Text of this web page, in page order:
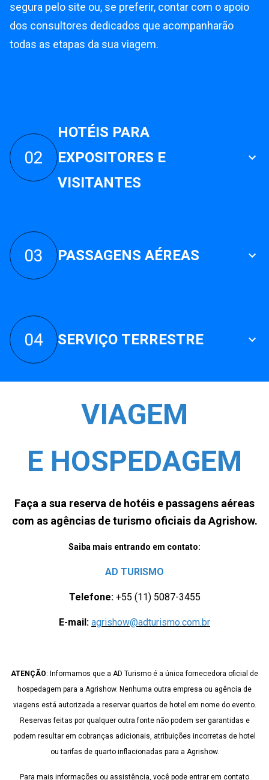
segura pelo site ou, se preferir, contar com o apoio
dos consultores dedicados que acompanharão
todas as etapas da sua viagem.
02
HOTÉIS PARA
EXPOSITORES E
VISITANTES
03 PASSAGENS AÉREAS
04 SERVIÇO TERRESTRE
VIAGEM
E HOSPEDAGEM
Faça a sua reserva de hotéis e passagens aéreas
com as agências de turismo oficiais da Agrishow.
Saiba mais entrando em contato:
AD TURISMO
Telefone:+55 (11) 5087-3455
E-mail: agrishow@adturismo.com.br
ATENÇÃO: Informamos que a AD Turismo é a única fornecedora oficial de
hospedagem para a Agrishow. Nenhuma outra empresa ou agência de
viagens está autorizada a reservar quartos de hotel em nome do evento.
Reservas feitas por qualquer outra fonte não podem ser garantidas e
podem resultar em cobranças adicionais, atribuições incorretas de hotel
ou tarifas de quarto inflacionadas para a Agrishow.
Para mais informações ou assistência, você pode entrar em contato